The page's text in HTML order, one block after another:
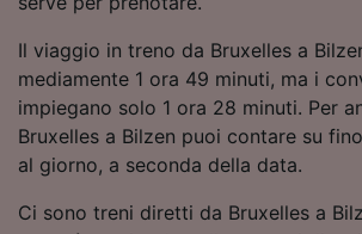
Il viaggio in treno da Bruxelles a
mediamente 1 ora 49 minuti, ma i
impiegano solo 1 ora 28 minuti. Per
Bruxelles a Bilzen puoi contare su
al giorno, a seconda della data.
Ci sono treni diretti da Bruxelles a
Utilizzare dati di
Scansione attiva delle
dispositivo ai fini
Archiviare informazioni su
accedervi. Pubblicità e contenuti
personalizzati, misurazione delle
dei contenuti e degli annunci,